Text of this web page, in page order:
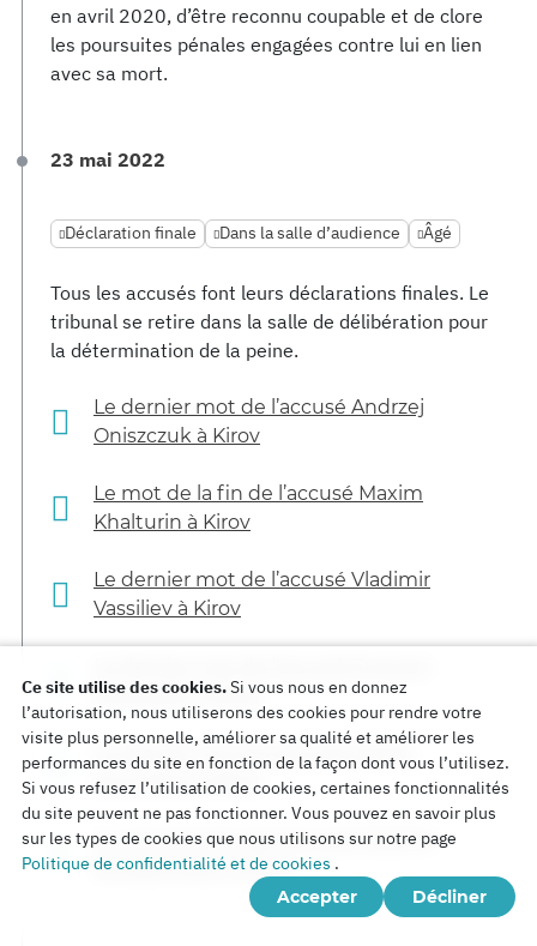
en avril 2020, d’être reconnu coupable et de clore
les poursuites pénales engagées contre lui en lien
avec sa mort.
23 mai 2022
Déclaration finale Dans la salle d’audience Âgé
Tous les accusés font leurs déclarations finales. Le
tribunal se retire dans la salle de délibération pour
la détermination de la peine.
Le dernier mot de l’accusé Andrzej
Oniszczuk à Kirov
Le mot de la fin de l’accusé Maxim
Khalturin à Kirov
Le dernier mot de l’accusé Vladimir
Vassiliev à Kirov
Souvorkov à Kirov
Le dernier mot de l’accusé Andreï
Souvorkov à Kirov
Le mot de la fin de l’accusé Vladimir
Korobeynikov à Kirov
Ce site utilise des cookies.Si vous nous en donnez
l’autorisation, nous utiliserons des cookies pour rendre votre
visite plus personnelle, améliorer sa qualité et améliorer les
performances du site en fonction de la façon dont vous l’utilisez.
Si vous refusez l’utilisation de cookies, certaines fonctionnalités
du site peuvent ne pas fonctionner. Vous pouvez en savoir plus
sur les types de cookies que nous utilisons sur notre page
Politique de confidentialité et de cookies .
Accepter
Décliner